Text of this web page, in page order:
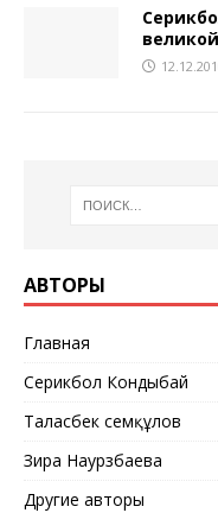
АВТОРЫ
Главная
Серикбол Кондыбай
Таласбек Әсемқұлов
Зира Наурзбаева
Другие авторы